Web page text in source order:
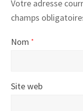
Votre adresse
champs
Nom*
Site web